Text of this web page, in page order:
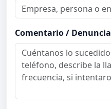
Comentario / Denuncia